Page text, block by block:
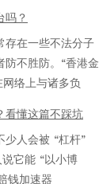
吗？
存在一些不法分子
防不胜防。“香港金
络上与诸多负
看懂这篇不踩坑
少人会被 “杠杆”
它能 “以小博
钱加速器